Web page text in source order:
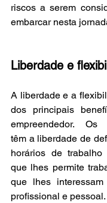
riscos a serem
embarcar nesta
Liberdade e
A liberdade e a
dos principais
empreendedor. Os
têm a liberdade de
horários de
que lhes permite
que lhes
profissional e pessoal.